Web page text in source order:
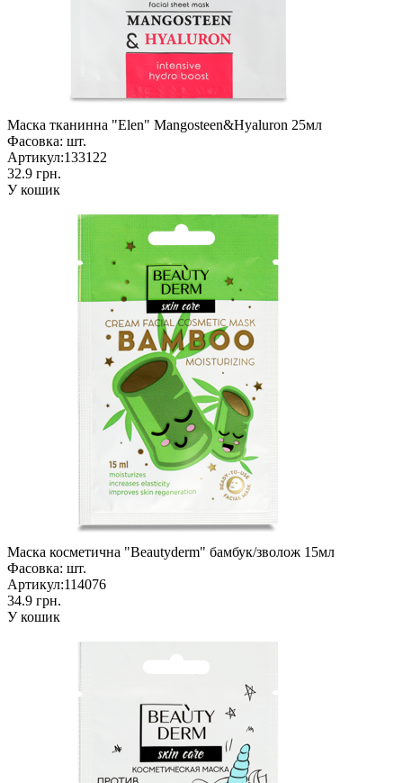
Маска тканинна "Elen" Mangosteen&Hyaluron 25мл
Фасовка: шт.
Артикул:133122
32.9 грн.
У кошик
Маска косметична "Beautyderm" бамбук/зволож 15мл
Фасовка: шт.
Артикул:114076
34.9 грн.
У кошик